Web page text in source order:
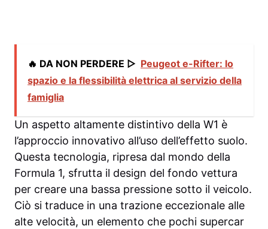
🔥 DA NON PERDERE ▷ Peugeot e-Rifter: lo
spazio e la flessibilità elettrica al servizio della
famiglia
Un aspetto altamente distintivo della W1 è
l’approccio innovativo all’uso dell’effetto suolo.
Questa tecnologia, ripresa dal mondo della
Formula 1, sfrutta il design del fondo vettura
per creare una bassa pressione sotto il veicolo.
Ciò si traduce in una trazione eccezionale alle
alte velocità, un elemento che pochi supercar